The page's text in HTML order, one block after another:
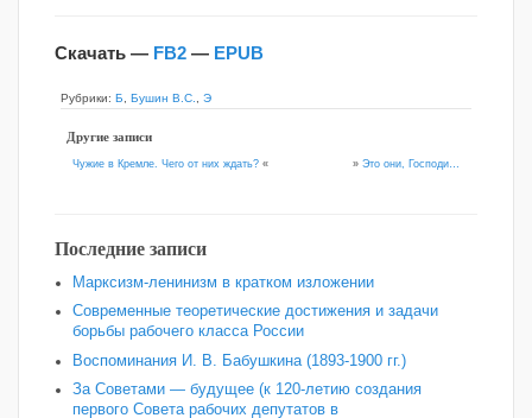
Скачать — FB2 — EPUB
Рубрики: Б Бушин В.С. Э
Другие записи
Чужие в Кремле. Чего от них ждать? « » Это они, Господи…
Последние записи
Марксизм-ленинизм в кратком изложении
Современные теоретические достижения и задачи
борьбы рабочего класса России
Воспоминания И. В. Бабушкина (1893-1900 гг.)
За Советами — будущее (к 120‑летию создания
первого Совета рабочих депутатов в